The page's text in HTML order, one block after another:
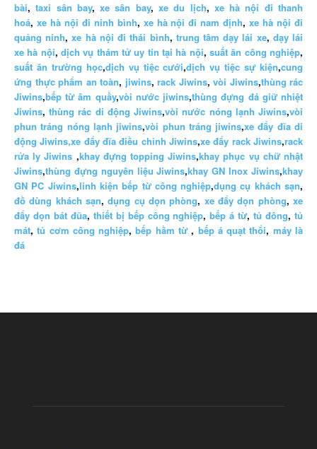
bài,taxi sân bay,xe sân bay,xe du lịch, xe hà nội đi thanh
hoá, xe hà nội đi ninh bình, xe hà nội đi nam định,xe hà nội đi
quảng ninh,xe hà nội đi thái bình, trung tâm dạy lái xe, dạy lái
xe hà nội,dịch vụ thám tử uy tín tại hà nội,suất ăn công nghiệp,
suất ăn trường học,dịch vụ tiệc cưới,dịch vụ tiệc sự kiện,cung
ứng thực phẩm an toàn, jiwins, rack Jiwins, vòi Jiwins,thùng rác
Jiwins,bếp từ âm quầy,vòi nước jiwins,thùng đựng đá giữ nhiệt
Jiwins,thùng rác di động Jiwins,vòi nước nóng lạnh Jiwins,vòi
phun tráng nóng lạnh jiwins,vòi phun tráng jiwins,xe đẩy đĩa di
động Jiwins,xe đẩy đĩa điều chỉnh Jiwins,xe đẩy rack Jiwins,rack
rửa ly Jiwins ,khay đựng topping Jiwins,khay phục vụ chữ nhật
Jiwins,thùng đựng nguyên liệu Jiwins,khay GN Inox Jiwins,khay
GN PC Jiwins,linh kiện bếp từ công nghiệp,dụng cụ khách sạn,
đồ dùng khách sạn,dụng cụ dọn phòng, xe đẩy dọn phòng,xe
đẩy dọn bát đũa, thiết bị bếp công nghiệp,bếp á từ,tủ đông,tủ
mát,tủ cơm công nghiệp,bếp hầm từ , bếp á quạt thổi, máy là
đá